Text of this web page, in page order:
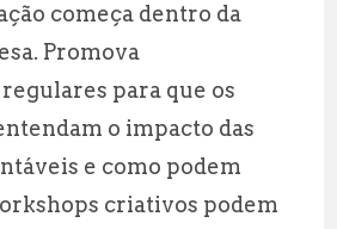
começa dentro da
Promova
para que os
o impacto das
e como podem
criativos podem